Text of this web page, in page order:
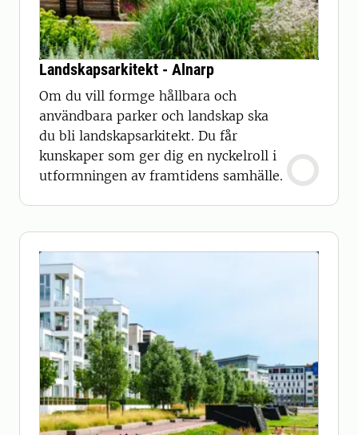
Landskapsarkitekt - Alnarp
Om du vill formge hållbara och
användbara parker och landskap ska
du bli landskapsarkitekt. Du får
kunskaper som ger dig en nyckelroll i
utformningen av framtidens samhälle.